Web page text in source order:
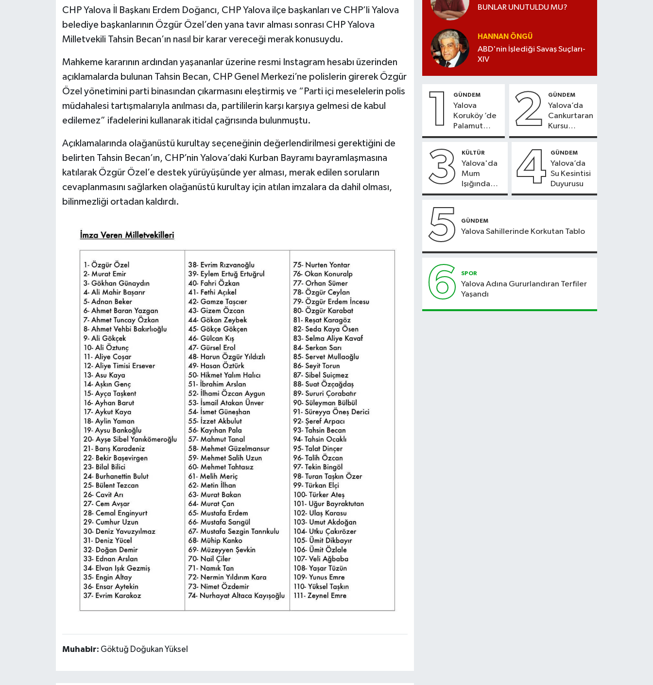
CHP Yalova İl Başkanı Erdem Doğancı, CHP Yalova ilçe başkanları ve CHP’li Yalova
belediye başkanlarının Özgür Özel’den yana tavır alması sonrası CHP Yalova
Milletvekili Tahsin Becan’ın nasıl bir karar vereceği merak konusuydu.
Mahkeme kararının ardından yaşananlar üzerine resmi Instagram hesabı üzerinden
açıklamalarda bulunan Tahsin Becan, CHP Genel Merkezi’ne polislerin girerek Özgür
Özel yönetimini parti binasından çıkarmasını eleştirmiş ve “Parti içi meselelerin polis
müdahalesi tartışmalarıyla anılması da, partililerin karşı karşıya gelmesi de kabul
edilemez” ifadelerini kullanarak itidal çağrısında bulunmuştu.
Açıklamalarında olağanüstü kurultay seçeneğinin değerlendirilmesi gerektiğini de
belirten Tahsin Becan’ın, CHP’nin Yalova’daki Kurban Bayramı bayramlaşmasına
katılarak Özgür Özel’e destek yürüyüşünde yer alması, merak edilen soruların
cevaplanmasını sağlarken olağanüstü kurultay için atılan imzalara da dahil olması,
bilinmezliği ortadan kaldırdı.
Muhabir: Göktuğ Doğukan Yüksel
BUNLAR UNUTULDU MU?
HANNAN ÖNGÜ
ABD'nin İşlediği Savaş Suçları-
XIV
1 GÜNDEM
Yalova
Koruköy ’de
Palamut
Sezonu
2 GÜNDEM
Yalova’da
Cankurtaran
Kursu
Kayıtları
3 KÜLTÜR
Yalova'da
Mum
Işığında
Konser
4 GÜNDEM
Yalova’da
Su Kesintisi
Duyurusu
5 GÜNDEM
Yalova Sahillerinde Korkutan Tablo
6 SPOR
Yalova Adına Gururlandıran Terfiler
Yaşandı